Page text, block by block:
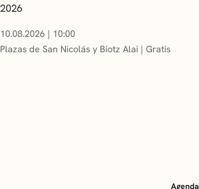
2026
10.08.2026 | 10:00
Plazas de San Nicolás y Biotz Alai
Gratis
Agenda